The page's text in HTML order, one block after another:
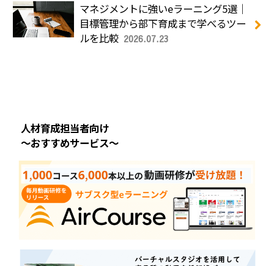
マネジメントに強いeラーニング5選｜
目標管理から部下育成まで学べるツー
ルを比較 2026.07.23
人材育成担当者向け
～おすすめサービス～